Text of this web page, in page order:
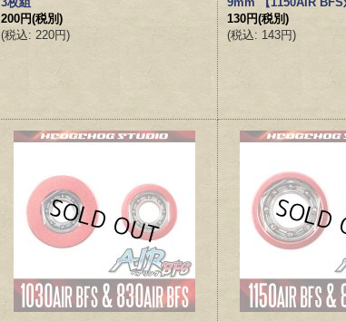
200円(税別)
(税込: 220円)
130円(税別)
(税込: 143円)